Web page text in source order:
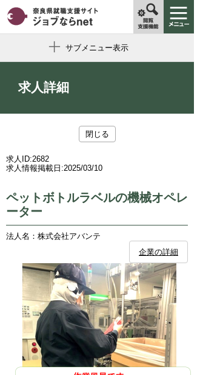
サブメニュー表示
求人詳細
閉じる
求人ID:2682
求人情報掲載日:2025/03/10
ペットボトルラベルの機械オペレ
ーター
法人名：株式会社アバンテ
企業の詳細